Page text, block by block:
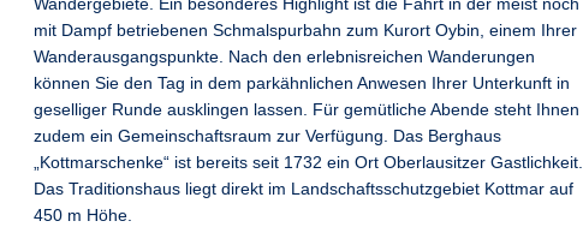
Wandergebiete. Ein besonderes Highlight ist die Fahrt in der meist noch
mit Dampf betriebenen Schmalspurbahn zum Kurort Oybin, einem Ihrer
Wanderausgangspunkte. Nach den erlebnisreichen Wanderungen
können Sie den Tag in dem parkähnlichen Anwesen Ihrer Unterkunft in
geselliger Runde ausklingen lassen. Für gemütliche Abende steht Ihnen
zudem ein Gemeinschaftsraum zur Verfügung. Das Berghaus
„Kottmarschenke“ ist bereits seit 1732 ein Ort Oberlausitzer Gastlichkeit.
Das Traditionshaus liegt direkt im Landschaftsschutzgebiet Kottmar auf
450 m Höhe.